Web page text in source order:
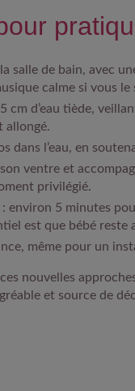
salle de bain, avec
calme si vous le
cm d’eau tiède,
allongé.
dans l’eau, en
ventre et
privilégié.
environ 5 minutes
est que bébé reste
même pour un
nouvelles
et source de